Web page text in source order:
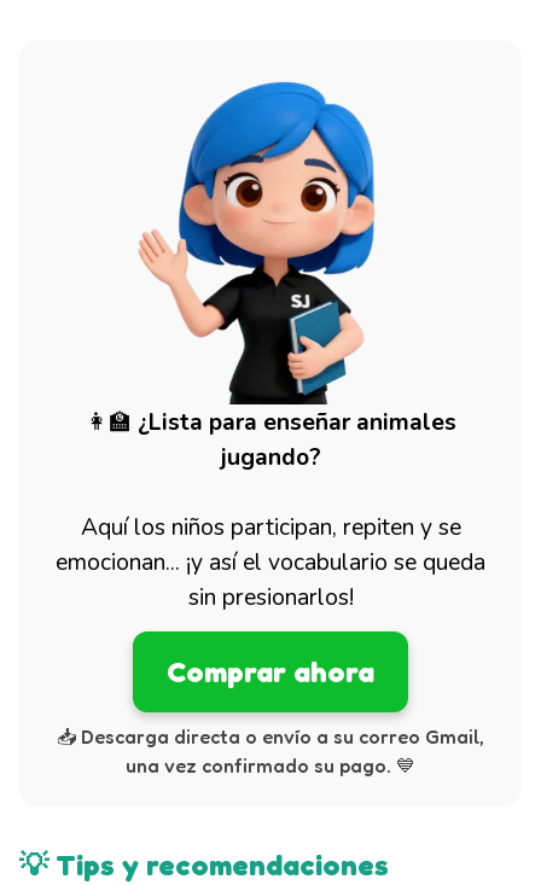
👩‍🏫 ¿Lista para enseñar animales
jugando?
Aquí los niños participan, repiten y se
emocionan… ¡y así el vocabulario se queda
sin presionarlos!
Comprar ahora
📥 Descarga directa o envío a su correo Gmail,
una vez confirmado su pago. 💙
💡 Tips y recomendaciones